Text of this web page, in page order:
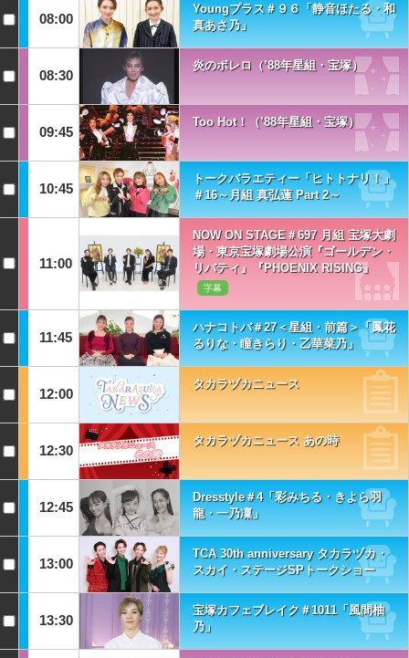
08:00
Youngプラス＃９６「静音ほたる・和
真あさ乃」
08:30
炎のボレロ（’88年星組・宝塚）
09:45
Too Hot！（’88年星組・宝塚）
10:45
トークバラエティー「ヒトトナリ！」
＃16～月組 真弘蓮 Part 2～
11:00
NOW ON STAGE＃697 月組 宝塚大劇
場・東京宝塚劇場公演『ゴールデン・
リバティ』『PHOENIX RISING』
字幕
11:45
ハナコトバ＃27＜星組・前篇＞「鳳花
るりな・瞳きらり・乙華菜乃」
12:00
タカラヅカニュース
12:30
タカラヅカニュース あの時
12:45
Dresstyle＃4「彩みちる・きよら羽
龍・一乃凜」
13:00
TCA 30th anniversary タカラヅカ・
スカイ・ステージSPトークショー
13:30
宝塚カフェブレイク＃1011「風間柚
乃」